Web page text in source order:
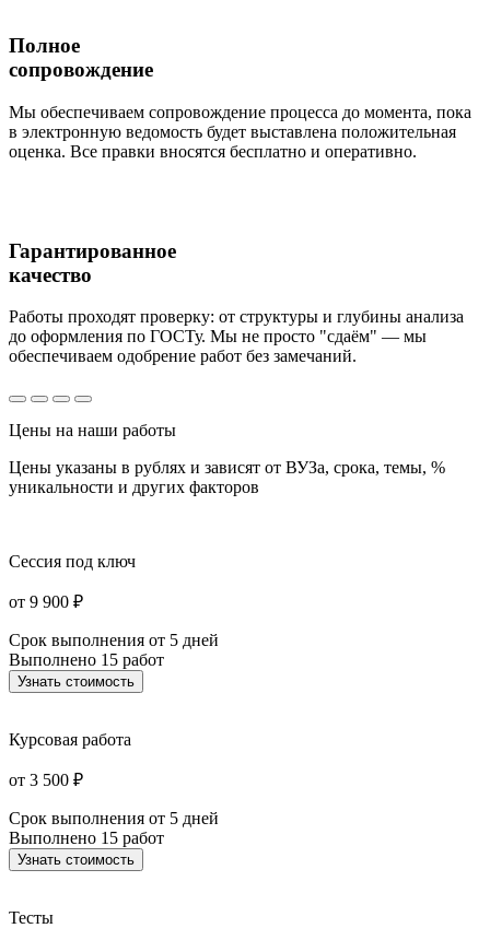
Полное
сопровождение
Мы обеспечиваем сопровождение процесса до момента, пока
в электронную ведомость будет выставлена положительная
оценка. Все правки вносятся бесплатно и оперативно.
Гарантированное
качество
Работы проходят проверку: от структуры и глубины анализа
до оформления по ГОСТу. Мы не просто "сдаём" — мы
обеспечиваем одобрение работ без замечаний.
Цены на наши работы
Цены указаны в рублях и зависят от ВУЗа, срока, темы, %
уникальности и других факторов
Сессия под ключ
от 9 900 ₽
Срок выполнения от 5 дней
Выполнено 15 работ
Узнать стоимость
Курсовая работа
от 3 500 ₽
Срок выполнения от 5 дней
Выполнено 15 работ
Узнать стоимость
Тесты